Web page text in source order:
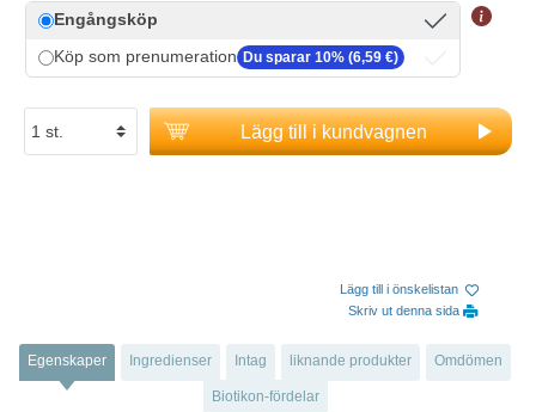
Engångsköp
Köp som prenumeration Du sparar 10% (6,59 €)
Lägg till i kundvagnen
Lägg till i önskelistan
Skriv ut denna sida
Egenskaper Ingredienser Intag liknande produkter Omdömen
Biotikon-fördelar